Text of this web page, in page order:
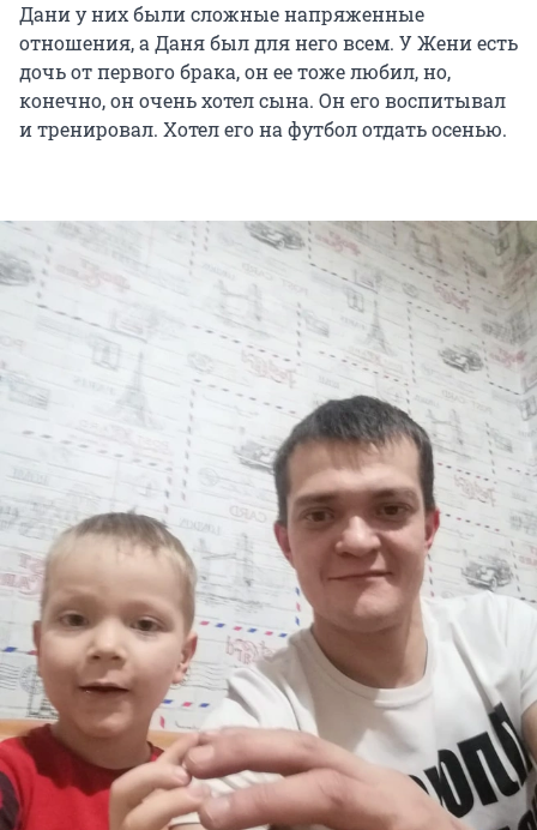
Дани у них были сложные напряженные
отношения, а Даня был для него всем. У Жени есть
дочь от первого брака, он ее тоже любил, но,
конечно, он очень хотел сына. Он его воспитывал
и тренировал. Хотел его на футбол отдать осенью.